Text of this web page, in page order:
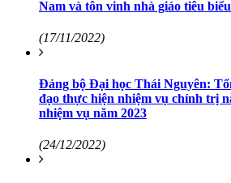
Nam và tôn vinh nhà giáo tiêu
(17/11/2022)
Đảng bộ Đại học Thái Nguyên:
đạo thực hiện nhiệm vụ chính trị
nhiệm vụ năm 2023
(24/12/2022)